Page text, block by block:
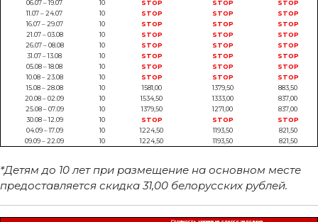
06.07 – 19.07 10 STOP STOP
STOP
11.07 – 24.07
10 STOP STOP
STOP
16.07 – 29.07
10 STOP STOP
STOP
21.07 – 03.08
10 STOP STOP
STOP
26.07 – 08.08
10 STOP STOP
STOP
31.07 – 13.08
10 STOP STOP
STOP
05.08 – 18.08
10 STOP STOP
STOP
10.08 – 23.08
10 STOP STOP
STOP
15.08 – 28.08
10 1581,00 1379,50
883,50
20.08 – 02.09
10 1534,50 1333,00
837,00
25.08 – 07.09
10 1379,50 1271,00
837,00
30.08 – 12.09
10 STOP STOP
STOP
04.09 – 17.09
10 1224,50 1193,50
821,50
09.09 – 22.09
10 1224,50 1193,50 821,50
*Детям до 10 лет при размещение на основном месте
предоставляется скидка 31,00 белорусских рублей.